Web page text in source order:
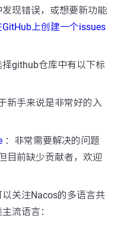
现错误，或想要新功能
GitHub上创建一个issues
github仓库中有以下标
新手来说是非常好的入
：非常需要解决的问题
目前缺少贡献者，欢迎
关注Nacos的多语言共
流语言：